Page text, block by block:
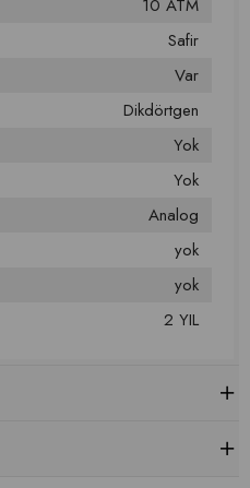
10 ATM
Safir
Var
Dikdörtgen
Yok
Yok
Analog
yok
yok
2 YIL